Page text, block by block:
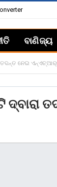
ବାଣିଜ୍ୟ
ତଦନ୍ତ ନେଇ